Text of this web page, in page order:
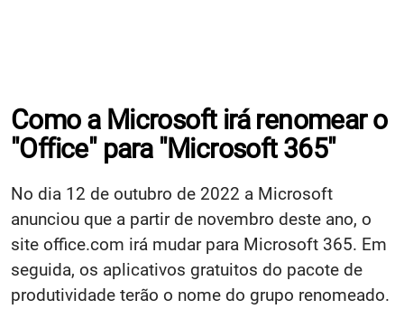
Como a Microsoft irá renomear o
"Office" para "Microsoft 365"
No dia 12 de outubro de 2022 a Microsoft
anunciou que a partir de novembro deste ano, o
site office.com irá mudar para Microsoft 365. Em
seguida, os aplicativos gratuitos do pacote de
produtividade terão o nome do grupo renomeado.